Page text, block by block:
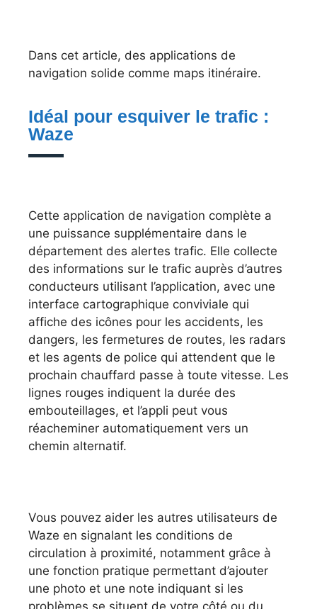
Dans cet article, des applications de
navigation solide comme maps itinéraire.
Idéal pour esquiver le trafic :
Waze
Cette application de navigation complète a
une puissance supplémentaire dans le
département des alertes trafic. Elle collecte
des informations sur le trafic auprès d’autres
conducteurs utilisant l’application, avec une
interface cartographique conviviale qui
affiche des icônes pour les accidents, les
dangers, les fermetures de routes, les radars
et les agents de police qui attendent que le
prochain chauffard passe à toute vitesse. Les
lignes rouges indiquent la durée des
embouteillages, et l’appli peut vous
réacheminer automatiquement vers un
chemin alternatif.
Vous pouvez aider les autres utilisateurs de
Waze en signalant les conditions de
circulation à proximité, notamment grâce à
une fonction pratique permettant d’ajouter
une photo et une note indiquant si les